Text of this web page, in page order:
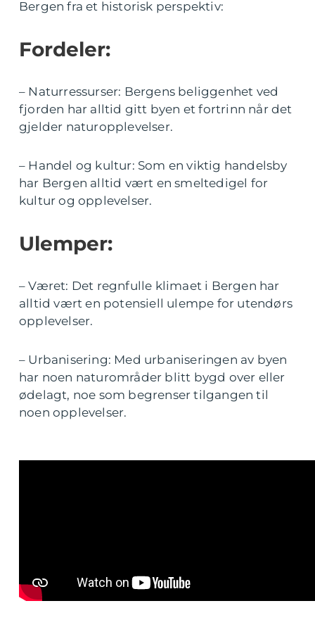
Bergen fra et historisk perspektiv:
Fordeler:
– Naturressurser: Bergens beliggenhet ved
fjorden har alltid gitt byen et fortrinn når det
gjelder naturopplevelser.
– Handel og kultur: Som en viktig handelsby
har Bergen alltid vært en smeltedigel for
kultur og opplevelser.
Ulemper:
– Været: Det regnfulle klimaet i Bergen har
alltid vært en potensiell ulempe for utendørs
opplevelser.
– Urbanisering: Med urbaniseringen av byen
har noen naturområder blitt bygd over eller
ødelagt, noe som begrenser tilgangen til
noen opplevelser.